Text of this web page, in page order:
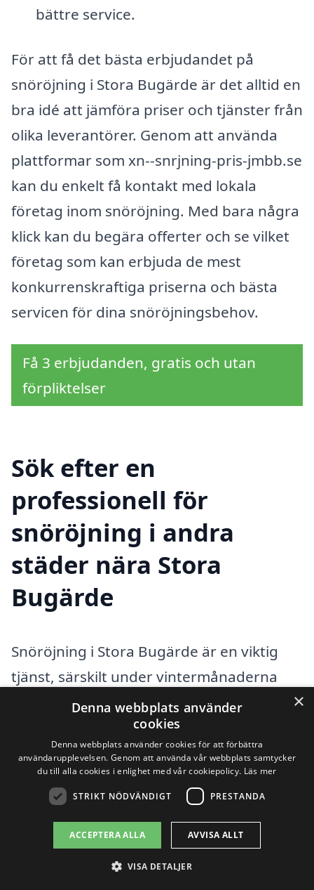
bättre service.
För att få det bästa erbjudandet på
snöröjning i Stora Bugärde är det alltid en
bra idé att jämföra priser och tjänster från
olika leverantörer. Genom att använda
plattformar som xn--snrjning-pris-jmbb.se
kan du enkelt få kontakt med lokala
företag inom snöröjning. Med bara några
klick kan du begära offerter och se vilket
företag som kan erbjuda de mest
konkurrenskraftiga priserna och bästa
servicen för dina snöröjningsbehov.
Få 3 erbjudanden, gratis och utan
förpliktelser
Sök efter en
professionell för
snöröjning i andra
städer nära Stora
Bugärde
Snöröjning i Stora Bugärde är en viktig
tjänst, särskilt under vintermånaderna
när snön kan skapa problem för både
privatpersoner och företag. Att hålla
vägar, uppfarter och gångvägar fria från
snö är avgörande för säkerhet och
tillgänglighet. Om du söker hjälp med
snöröjning kan det vara en god idé att
även undersöka alternativ i de
×
Denna webbplats använder
cookies
Denna webbplats använder cookies för att förbättra
användarupplevelsen. Genom att använda vår webbplats samtycker
du till alla cookies i enlighet med vår cookiepolicy. Läs mer
STRIKT NÖDVÄNDIGT PRESTANDA
ACCEPTERA ALLA AVVISA ALLT
VISA DETALJER